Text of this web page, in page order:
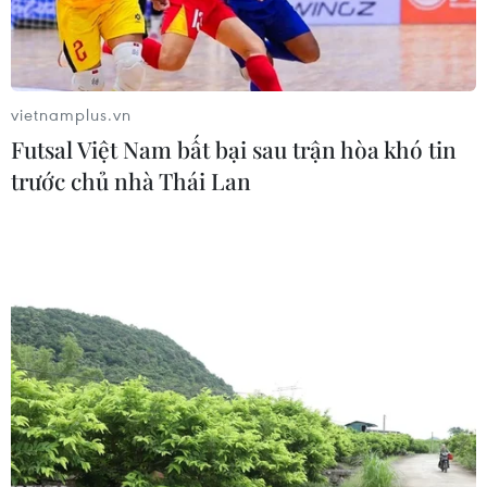
Tập đoàn Bưu chính Viễn thông Việt Nam đang ráo riết
thực hiện tái cơ cấu theo mô hình mới nhằm lấy lại vị trí
số một trên thị trường công nghệ, viễn thông của Việt
Nam như họ từng làm trong quá khứ.
vietnamplus.vn
Futsal Việt Nam bất bại sau trận hòa khó tin
trước chủ nhà Thái Lan